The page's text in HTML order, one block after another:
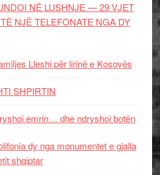
NË LUSHNJE — 29 VJET
NJË TELEFONATE NGA DY
Lleshi për lirinë e Kosovës
SHPIRTIN
emrin… dhe ndryshoi botën
dy nga monumentet e gjalla
shqiptar